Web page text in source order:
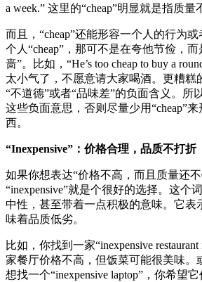
a week.” 这里的“cheap”明显就是指质量
而且，“cheap”还能形容一个人的行为
个人“cheap”，那可不是在夸他节俭，
啬”。比如，“He’s too cheap to buy a
太小气了，不愿意请大家喝酒。更糟糕
“不道德”或者“品味差”的负面含义。所
这些负面意思，否则尽量少用“cheap”
西。
“Inexpensive”：价格合理，品质不打折
如果你想表达“价格不高，而且质量还
“inexpensive”就是个很好的选择。这个
中性，甚至带着一点积极的意味。它表
味着品质低劣。
比如，你找到一家“inexpensive
家餐厅价格不高，但饭菜可能很美味。
想找一个“inexpensive laptop”，你希望